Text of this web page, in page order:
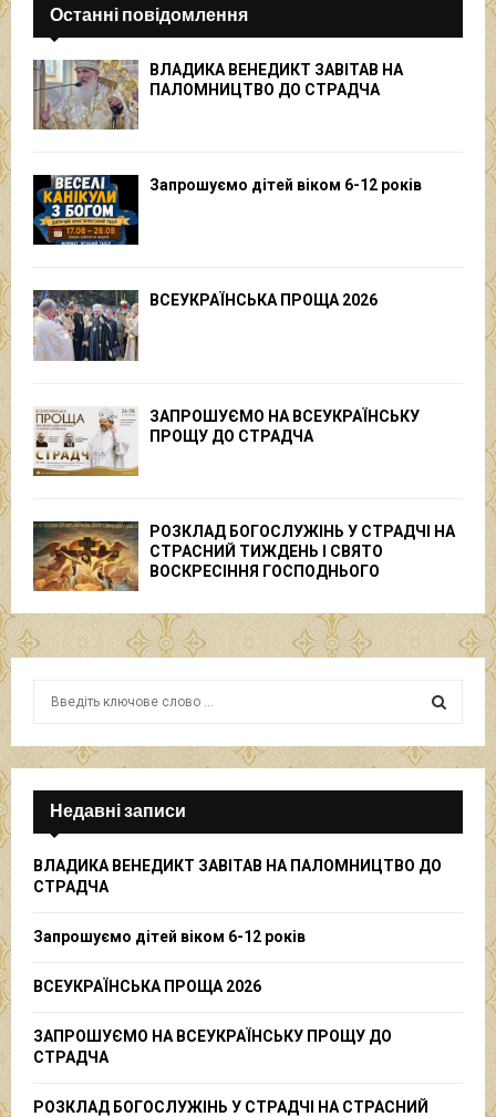
Останні повідомлення
ВЛАДИКА ВЕНЕДИКТ ЗАВІТАВ НА
ПАЛОМНИЦТВО ДО СТРАДЧА
Запрошуємо дітей віком 6-12 років
ВСЕУКРАЇНСЬКА ПРОЩА 2026
ЗАПРОШУЄМО НА ВСЕУКРАЇНСЬКУ
ПРОЩУ ДО СТРАДЧА
РОЗКЛАД БОГОСЛУЖІНЬ У СТРАДЧІ НА
СТРАСНИЙ ТИЖДЕНЬ І СВЯТО
ВОСКРЕСІННЯ ГОСПОДНЬОГО
r
f
r
S
E
A
Недавні записи
ВЛАДИКА ВЕНЕДИКТ ЗАВІТАВ НА ПАЛОМНИЦТВО ДО
СТРАДЧА
Запрошуємо дітей віком 6-12 років
ВСЕУКРАЇНСЬКА ПРОЩА 2026
ЗАПРОШУЄМО НА ВСЕУКРАЇНСЬКУ ПРОЩУ ДО
СТРАДЧА
РОЗКЛАД БОГОСЛУЖІНЬ У СТРАДЧІ НА СТРАСНИЙ